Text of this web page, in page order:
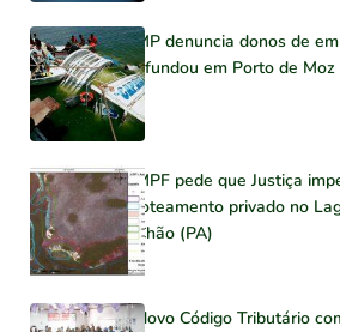
MP denuncia donos de
afundou em Porto de Moz
MPF pede que Justiça
loteamento privado no
Chão (PA)
Novo Código Tributário